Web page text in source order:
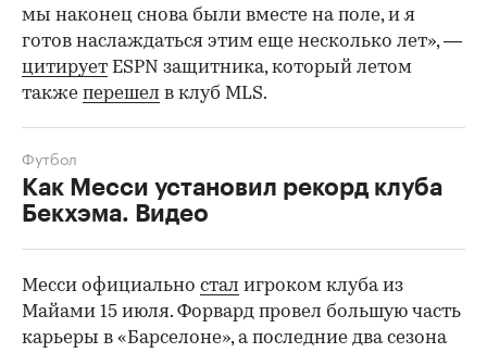
мы наконец снова были вместе на поле, и я
готов наслаждаться этим еще несколько лет», —
цитирует ESPN защитника, который летом
также перешел в клуб MLS.
Как Месси установил рекорд клуба
Бекхэма. Видео
Футбол
Месси официально стал игроком клуба из
Майами 15 июля. Форвард провел большую часть
карьеры в «Барселоне», а последние два сезона